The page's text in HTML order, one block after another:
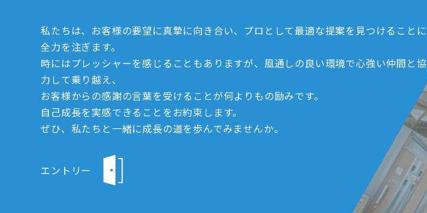
私たちは、お客様の要望に真摯に向き合い、プロとして最適な提案を見つけることに
全力を注ぎます。
時にはプレッシャーを感じることもありますが、風通しの良い環境で心強い仲間と協
力して乗り越え、
お客様からの感謝の言葉を受けることが何よりもの励みです。
自己成長を実感できることをお約束します。
ぜひ、私たちと一緒に成長の道を歩んでみませんか。
エントリー